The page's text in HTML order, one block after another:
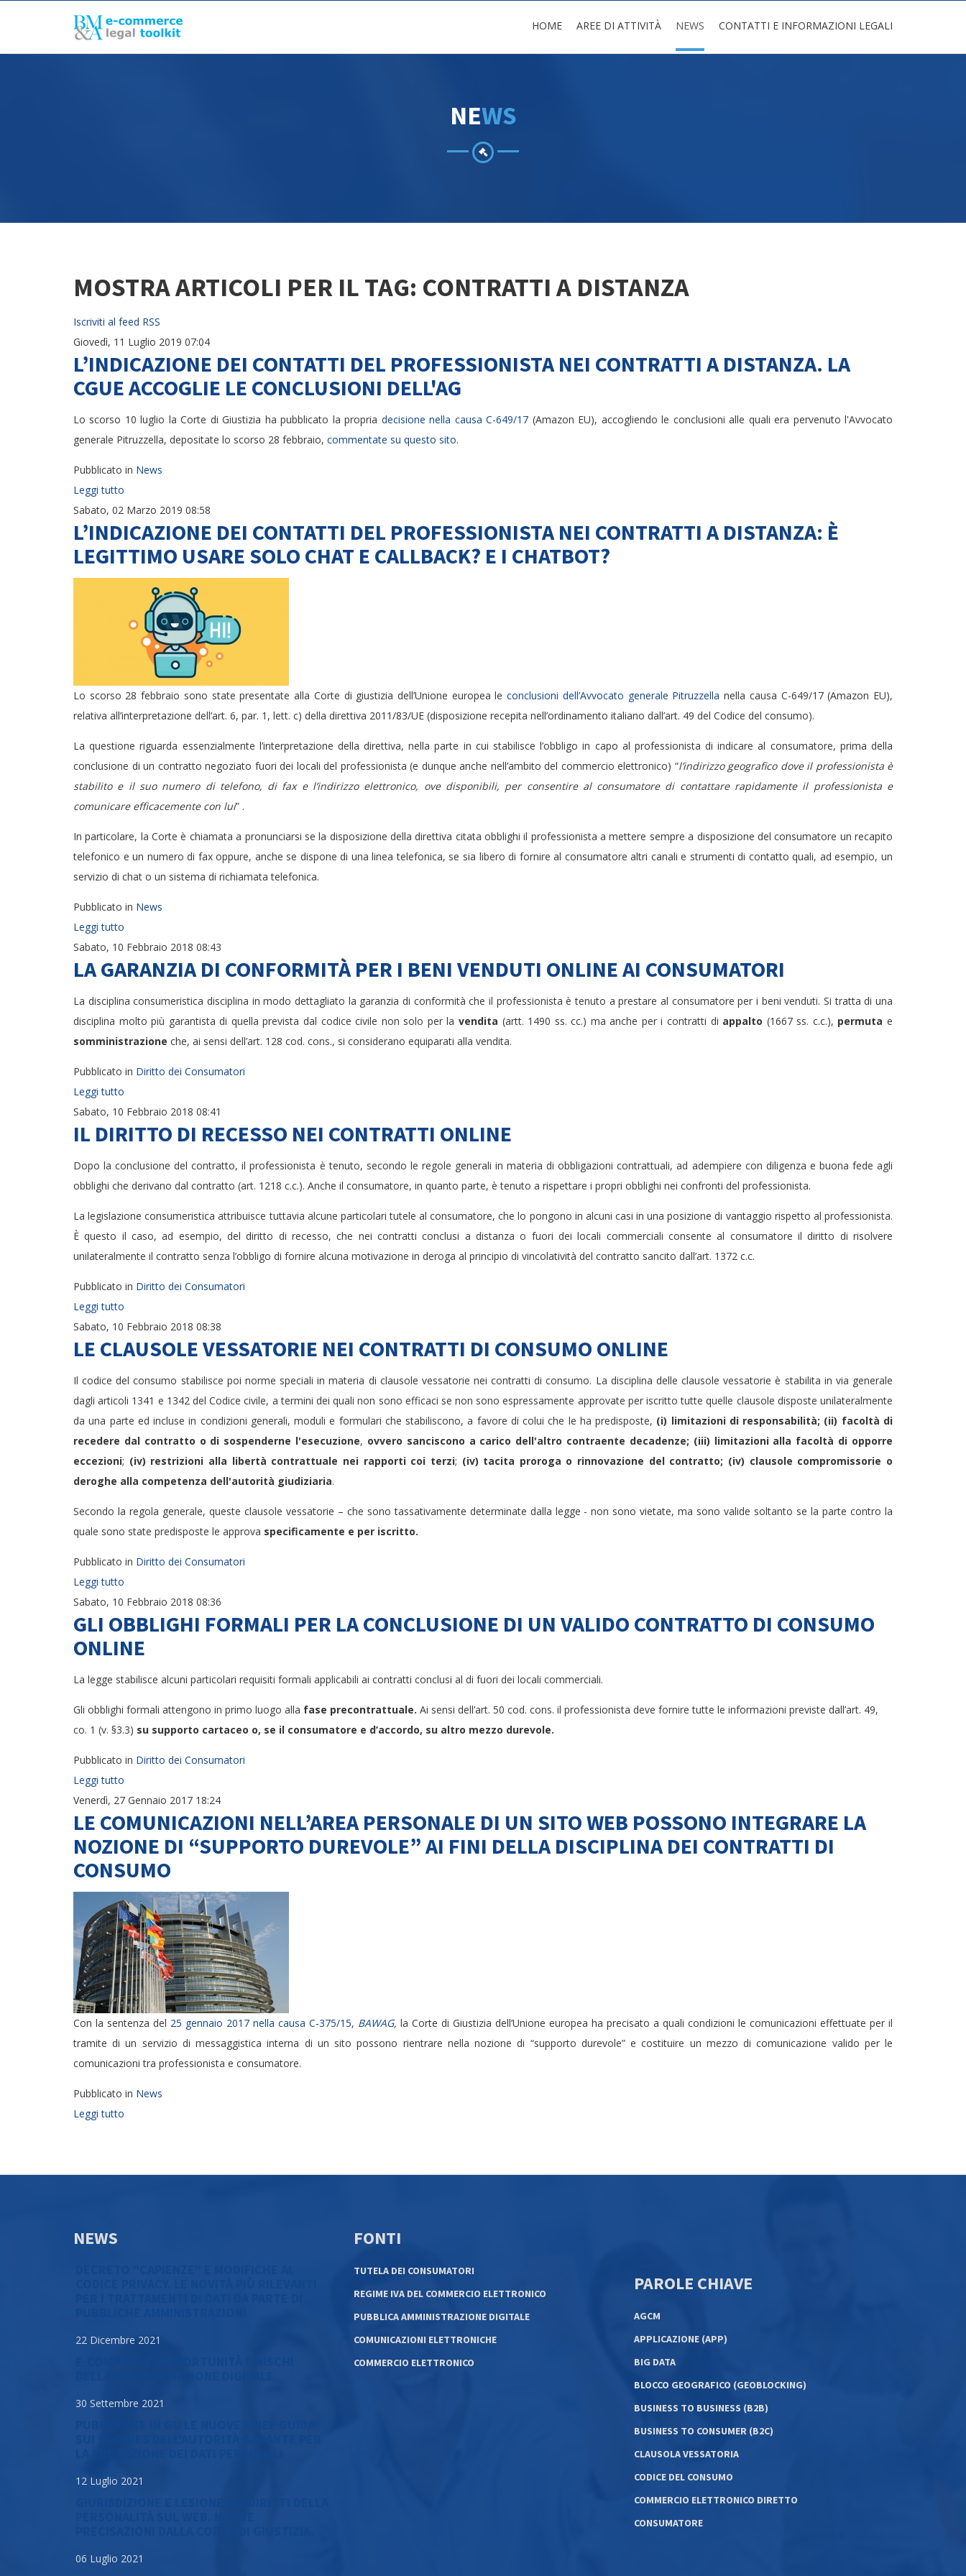
HOME AREE DI ATTIVITÀ NEWS CONTATTI E INFORMAZIONI LEGALI
NEWS
MOSTRA ARTICOLI PER IL TAG: CONTRATTI A DISTANZA
Iscriviti al feed RSS
Giovedì, 11 Luglio 2019 07:04
L’INDICAZIONE DEI CONTATTI DEL PROFESSIONISTA NEI CONTRATTI A DISTANZA. LA
CGUE ACCOGLIE LE CONCLUSIONI DELL'AG
Lo scorso 10 luglio la Corte di Giustizia ha pubblicato la propria decisione nella causa C-649/17 (Amazon EU), accogliendo le conclusioni alle quali era pervenuto l'Avvocato
generale Pitruzzella, depositate lo scorso 28 febbraio, commentate su questo sito.
Pubblicato in News
Leggi tutto
Sabato, 02 Marzo 2019 08:58
L’INDICAZIONE DEI CONTATTI DEL PROFESSIONISTA NEI CONTRATTI A DISTANZA: È
LEGITTIMO USARE SOLO CHAT E CALLBACK? E I CHATBOT?
Lo scorso 28 febbraio sono state presentate alla Corte di giustizia dell’Unione europea le conclusioni dell’Avvocato generale Pitruzzella nella causa C-649/17 (Amazon EU),
relativa all’interpretazione dell’art. 6, par. 1, lett. c) della direttiva 2011/83/UE (disposizione recepita nell’ordinamento italiano dall’art. 49 del Codice del consumo).
La questione riguarda essenzialmente l’interpretazione della direttiva, nella parte in cui stabilisce l’obbligo in capo al professionista di indicare al consumatore, prima della
conclusione di un contratto negoziato fuori dei locali del professionista (e dunque anche nell’ambito del commercio elettronico) “l’indirizzo geografico dove il professionista è
stabilito e il suo numero di telefono, di fax e l’indirizzo elettronico, ove disponibili, per consentire al consumatore di contattare rapidamente il professionista e
comunicare efficacemente con lui” .
In particolare, la Corte è chiamata a pronunciarsi se la disposizione della direttiva citata obblighi il professionista a mettere sempre a disposizione del consumatore un recapito
telefonico e un numero di fax oppure, anche se dispone di una linea telefonica, se sia libero di fornire al consumatore altri canali e strumenti di contatto quali, ad esempio, un
servizio di chat o un sistema di richiamata telefonica.
Pubblicato in News
Leggi tutto
Sabato, 10 Febbraio 2018 08:43
LA GARANZIA DI CONFORMITÀ PER I BENI VENDUTI ONLINE AI CONSUMATORI
La disciplina consumeristica disciplina in modo dettagliato la garanzia di conformità che il professionista è tenuto a prestare al consumatore per i beni venduti. Si tratta di una
disciplina molto più garantista di quella prevista dal codice civile non solo per la vendita (artt. 1490 ss. cc.) ma anche per i contratti di appalto (1667 ss. c.c.), permuta e
somministrazione che, ai sensi dell’art. 128 cod. cons., si considerano equiparati alla vendita.
Pubblicato in Diritto dei Consumatori
Leggi tutto
Sabato, 10 Febbraio 2018 08:41
IL DIRITTO DI RECESSO NEI CONTRATTI ONLINE
Dopo la conclusione del contratto, il professionista è tenuto, secondo le regole generali in materia di obbligazioni contrattuali, ad adempiere con diligenza e buona fede agli
obblighi che derivano dal contratto (art. 1218 c.c.). Anche il consumatore, in quanto parte, è tenuto a rispettare i propri obblighi nei confronti del professionista.
La legislazione consumeristica attribuisce tuttavia alcune particolari tutele al consumatore, che lo pongono in alcuni casi in una posizione di vantaggio rispetto al professionista.
È questo il caso, ad esempio, del diritto di recesso, che nei contratti conclusi a distanza o fuori dei locali commerciali consente al consumatore il diritto di risolvere
unilateralmente il contratto senza l’obbligo di fornire alcuna motivazione in deroga al principio di vincolatività del contratto sancito dall’art. 1372 c.c.
Pubblicato in Diritto dei Consumatori
Leggi tutto
Sabato, 10 Febbraio 2018 08:38
LE CLAUSOLE VESSATORIE NEI CONTRATTI DI CONSUMO ONLINE
Il codice del consumo stabilisce poi norme speciali in materia di clausole vessatorie nei contratti di consumo. La disciplina delle clausole vessatorie è stabilita in via generale
dagli articoli 1341 e 1342 del Codice civile, a termini dei quali non sono efficaci se non sono espressamente approvate per iscritto tutte quelle clausole disposte unilateralmente
da una parte ed incluse in condizioni generali, moduli e formulari che stabiliscono, a favore di colui che le ha predisposte, (i) limitazioni di responsabilità; (ii) facoltà di
recedere dal contratto o di sospenderne l'esecuzione, ovvero sanciscono a carico dell'altro contraente decadenze; (iii) limitazioni alla facoltà di opporre
eccezioni; (iv) restrizioni alla libertà contrattuale nei rapporti coi terzi; (iv) tacita proroga o rinnovazione del contratto; (iv) clausole compromissorie o
deroghe alla competenza dell'autorità giudiziaria.
Secondo la regola generale, queste clausole vessatorie – che sono tassativamente determinate dalla legge - non sono vietate, ma sono valide soltanto se la parte contro la
quale sono state predisposte le approva specificamente e per iscritto.
Pubblicato in Diritto dei Consumatori
Leggi tutto
Sabato, 10 Febbraio 2018 08:36
GLI OBBLIGHI FORMALI PER LA CONCLUSIONE DI UN VALIDO CONTRATTO DI CONSUMO
ONLINE
La legge stabilisce alcuni particolari requisiti formali applicabili ai contratti conclusi al di fuori dei locali commerciali.
Gli obblighi formali attengono in primo luogo alla fase precontrattuale. Ai sensi dell’art. 50 cod. cons. il professionista deve fornire tutte le informazioni previste dall’art. 49,
co. 1 (v. §3.3) su supporto cartaceo o, se il consumatore e d’accordo, su altro mezzo durevole.
Pubblicato in Diritto dei Consumatori
Leggi tutto
Venerdì, 27 Gennaio 2017 18:24
LE COMUNICAZIONI NELL’AREA PERSONALE DI UN SITO WEB POSSONO INTEGRARE LA
NOZIONE DI “SUPPORTO DUREVOLE” AI FINI DELLA DISCIPLINA DEI CONTRATTI DI
CONSUMO
Con la sentenza del 25 gennaio 2017 nella causa C‑375/15, BAWAG, la Corte di Giustizia dell’Unione europea ha precisato a quali condizioni le comunicazioni effettuate per il
tramite di un servizio di messaggistica interna di un sito possono rientrare nella nozione di “supporto durevole” e costituire un mezzo di comunicazione valido per le
comunicazioni tra professionista e consumatore.
Pubblicato in News
Leggi tutto
NEWS
22 Dicembre 2021
30 Settembre 2021
12 Luglio 2021
06 Luglio 2021
FONTI
TUTELA DEI CONSUMATORI
REGIME IVA DEL COMMERCIO ELETTRONICO
PUBBLICA AMMINISTRAZIONE DIGITALE
COMUNICAZIONI ELETTRONICHE
COMMERCIO ELETTRONICO
PAROLE CHIAVE
AGCM
APPLICAZIONE (APP)
BIG DATA
BLOCCO GEOGRAFICO (GEOBLOCKING)
BUSINESS TO BUSINESS (B2B)
BUSINESS TO CONSUMER (B2C)
CLAUSOLA VESSATORIA
CODICE DEL CONSUMO
COMMERCIO ELETTRONICO DIRETTO
CONSUMATORE